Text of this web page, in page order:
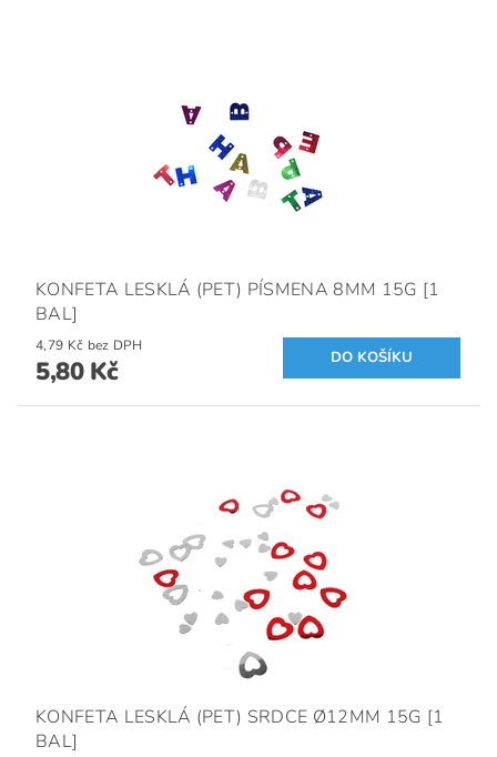
KONFETA LESKLÁ (PET) PÍSMENA 8MM 15G [1
BAL]
4,79 Kč bez DPH
5,80 Kč
KONFETA LESKLÁ (PET) SRDCE Ø12MM 15G [1
BAL]